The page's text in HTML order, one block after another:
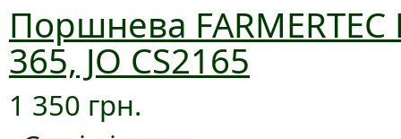
Поршнева
365, JO CS2165
1 350 грн.